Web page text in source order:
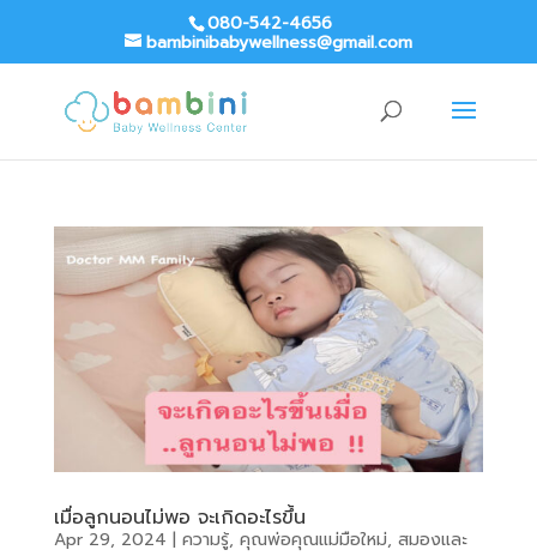
080-542-4656
bambinibabywellness@gmail.com
เมื่อลูกนอนไม่พอ จะเกิดอะไรขึ้น
Apr 29, 2024 | ความรู้, คุณพ่อคุณแม่มือใหม่, สมองและ